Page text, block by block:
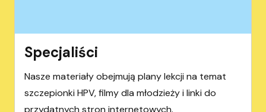
Specjaliści
Nasze materiały obejmują plany lekcji na temat
szczepionki HPV, filmy dla młodzieży i linki do
przydatnych stron internetowych.